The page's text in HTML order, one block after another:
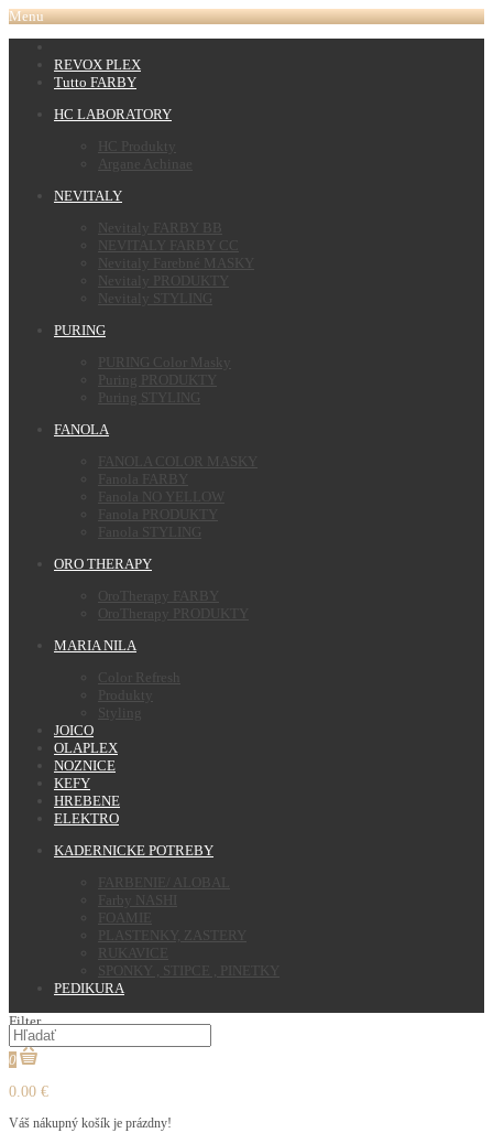
Menu
REVOX PLEX
Tutto FARBY
HC LABORATORY
HC Produkty
Argane Achinae
NEVITALY
Nevitaly FARBY BB
NEVITALY FARBY CC
Nevitaly Farebné MASKY
Nevitaly PRODUKTY
Nevitaly STYLING
PURING
PURING Color Masky
Puring PRODUKTY
Puring STYLING
FANOLA
FANOLA COLOR MASKY
Fanola FARBY
Fanola NO YELLOW
Fanola PRODUKTY
Fanola STYLING
ORO THERAPY
OroTherapy FARBY
OroTherapy PRODUKTY
MARIA NILA
Color Refresh
Produkty
Styling
JOICO
OLAPLEX
NOZNICE
KEFY
HREBENE
ELEKTRO
KADERNICKE POTREBY
FARBENIE/ ALOBAL
Farby NASHI
FOAMIE
PLASTENKY, ZASTERY
RUKAVICE
SPONKY , STIPCE , PINETKY
PEDIKURA
Filter
0
0.00 €
Váš nákupný košík je prázdny!